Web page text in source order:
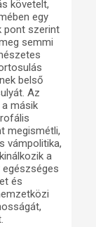
követelt,
egy
pont szerint
semmi
belső
Az
másik
megismétli,
vámpolitika,
a
egészséges
és